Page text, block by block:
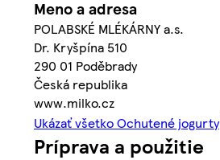
Meno a adresa
POLABSKÉ MLÉKÁRNY a.s.
Dr. Kryšpína 510
290 01 Poděbrady
Česká republika
www.milko.cz
Ukázať všetko Ochutené jogurty
Príprava a použitie